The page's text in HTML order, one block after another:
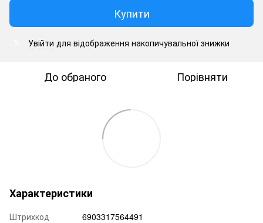
Купити
Увійти для відображення накопичувальної знижки
До обраного Порівняти
Характеристики
Штрихкод
6903317564491